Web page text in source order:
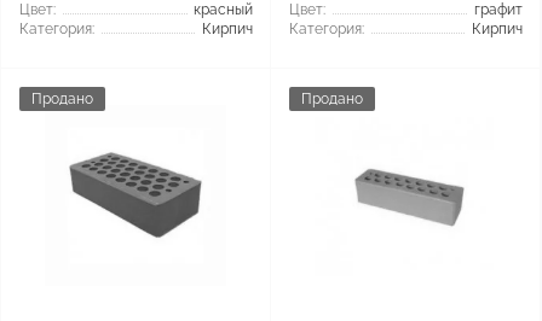
Цвет:
красный
Категория:
Кирпич
Цвет:
графит
Категория:
Кирпич
Продано Продано